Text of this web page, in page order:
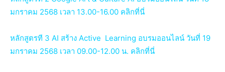
มกราคม 2568 เวลา 13.00-16.00 คลิกที่นี่
หลักสูตรที 3 AI สร้าง Active Learning อบรมออนไลน์ วันที่ 19
มกราคม 2568 เวลา 09.00-12.00 น. คลิกที่นี่